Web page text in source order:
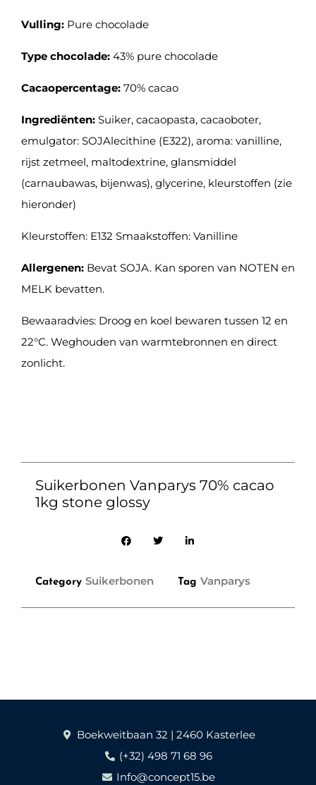
Vulling: Pure chocolade
Type chocolade: 43% pure chocolade
Cacaopercentage: 70% cacao
Ingrediënten: Suiker, cacaopasta, cacaoboter,
emulgator: SOJAlecithine (E322), aroma: vanilline,
rijst zetmeel, maltodextrine, glansmiddel
(carnaubawas, bijenwas), glycerine, kleurstoffen (zie
hieronder)
Kleurstoffen: E132 Smaakstoffen: Vanilline
Allergenen: Bevat SOJA. Kan sporen van NOTEN en
MELK bevatten.
Bewaaradvies: Droog en koel bewaren tussen 12 en
22°C. Weghouden van warmtebronnen en direct
zonlicht.
Suikerbonen Vanparys 70% cacao
1kg stone glossy
Category Suikerbonen Tag Vanparys
Boekweitbaan 32 | 2460 Kasterlee
(+32) 498 71 68 96
Info@concept15.be